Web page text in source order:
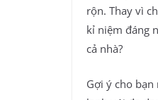
rộn. Thay vì
kỉ niệm đáng
cả nhà?
Gợi ý cho